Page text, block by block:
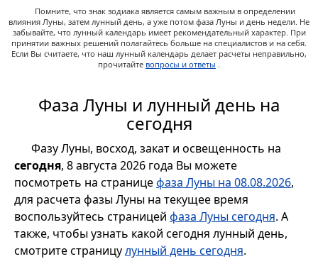
Помните, что знак зодиака является самым важным в определении
влияния Луны, затем лунный день, а уже потом фаза Луны и день недели. Не
забывайте, что лунный календарь имеет рекомендательный характер. При
принятии важных решений полагайтесь больше на специалистов и на себя.
Если Вы считаете, что наш лунный календарь делает расчеты неправильно,
прочитайте вопросы и ответы .
Фаза Луны и лунный день на
сегодня
Фазу Луны, восход, закат и освещенность на
сегодня, 8 августа 2026 года Вы можете
посмотреть на страницефаза Луны на 08.08.2026,
для расчета фазы Луны на текущее время
воспользуйтесь страницей фаза Луны сегодня. А
также, чтобы узнать какой сегодня лунный день,
смотрите страницулунный день сегодня.